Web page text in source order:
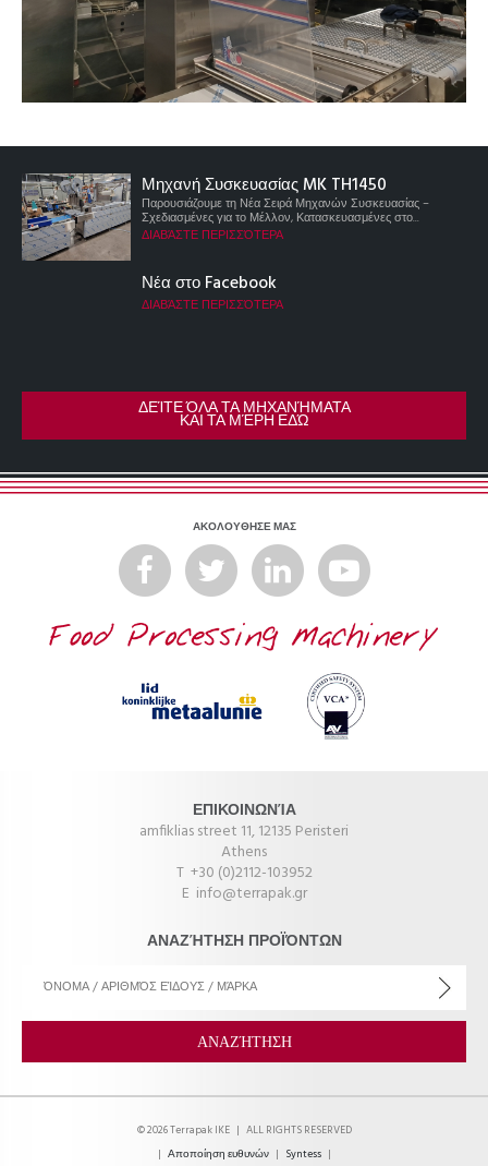
Μηχανή Συσκευασίας MK TH1450
Παρουσιάζουμε τη Νέα Σειρά Μηχανών Συσκευασίας –
Σχεδιασμένες για το Μέλλον, Κατασκευασμένες στο...
ΔΙΑΒΆΣΤΕ ΠΕΡΙΣΣΌΤΕΡΑ
Νέα στο Facebook
ΔΙΑΒΆΣΤΕ ΠΕΡΙΣΣΌΤΕΡΑ
ΔΕΊΤΕ ΌΛΑ ΤΑ ΜΗΧΑΝΉΜΑΤΑ
ΚΑΙ ΤΑ ΜΈΡΗ ΕΔΏ
ΑΚΟΛΟΥΘΗΣΕ ΜΑΣ
ΕΠΙΚΟΙΝΩΝΊΑ
amfiklias street 11, 12135 Peristeri
Athens
T +30 (0)2112-103952
E info@terrapak.gr
ΑΝΑΖΉΤΗΣΗ ΠΡΟΪΌΝΤΩΝ
© 2026 Terrapak IKE | ALL RIGHTS RESERVED
| Αποποίηση ευθυνών | Syntess |